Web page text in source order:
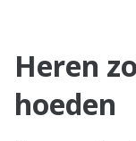
Heren
hoeden